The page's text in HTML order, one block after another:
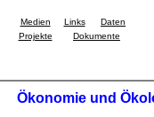
Medien Links
Daten
Projekte
Dokumente
Ökonomie und